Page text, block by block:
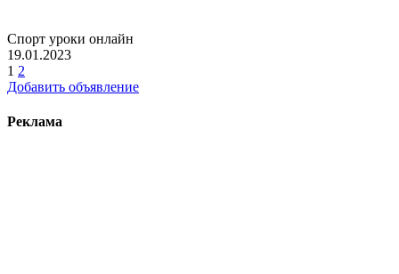
Спорт уроки онлайн
19.01.2023
1 2
Добавить объявление
Реклама